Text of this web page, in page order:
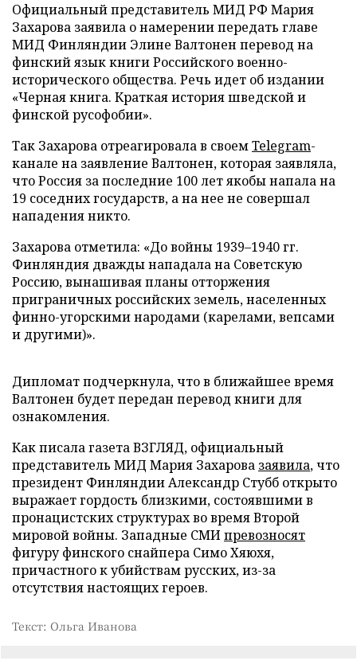
Официальный представитель МИД РФ Мария
Захарова заявила о намерении передать главе
МИД Финляндии Элине Валтонен перевод на
финский язык книги Российского военно-
исторического общества. Речь идет об издании
«Черная книга. Краткая история шведской и
финской русофобии».
Так Захарова отреагировала в своемTelegram-
канале на заявление Валтонен, которая заявляла,
что Россия за последние 100 лет якобы напала на
19 соседних государств, а на нее не совершал
нападения никто.
Захарова отметила: «До войны 1939–1940 гг.
Финляндия дважды нападала на Советскую
Россию, вынашивая планы отторжения
приграничных российских земель, населенных
финно-угорскими народами (карелами, вепсами
и другими)».
Дипломат подчеркнула, что в ближайшее время
Валтонен будет передан перевод книги для
ознакомления.
Как писала газета ВЗГЛЯД, официальный
представитель МИД Мария Захарова заявила, что
президент Финляндии Александр Стубб открыто
выражает гордость близкими, состоявшими в
пронацистских структурах во время Второй
мировой войны. Западные СМИпревозносят
фигуру финского снайпера Симо Хяюхя,
причастного к убийствам русских, из-за
отсутствия настоящих героев.
Текст: Ольга Иванова